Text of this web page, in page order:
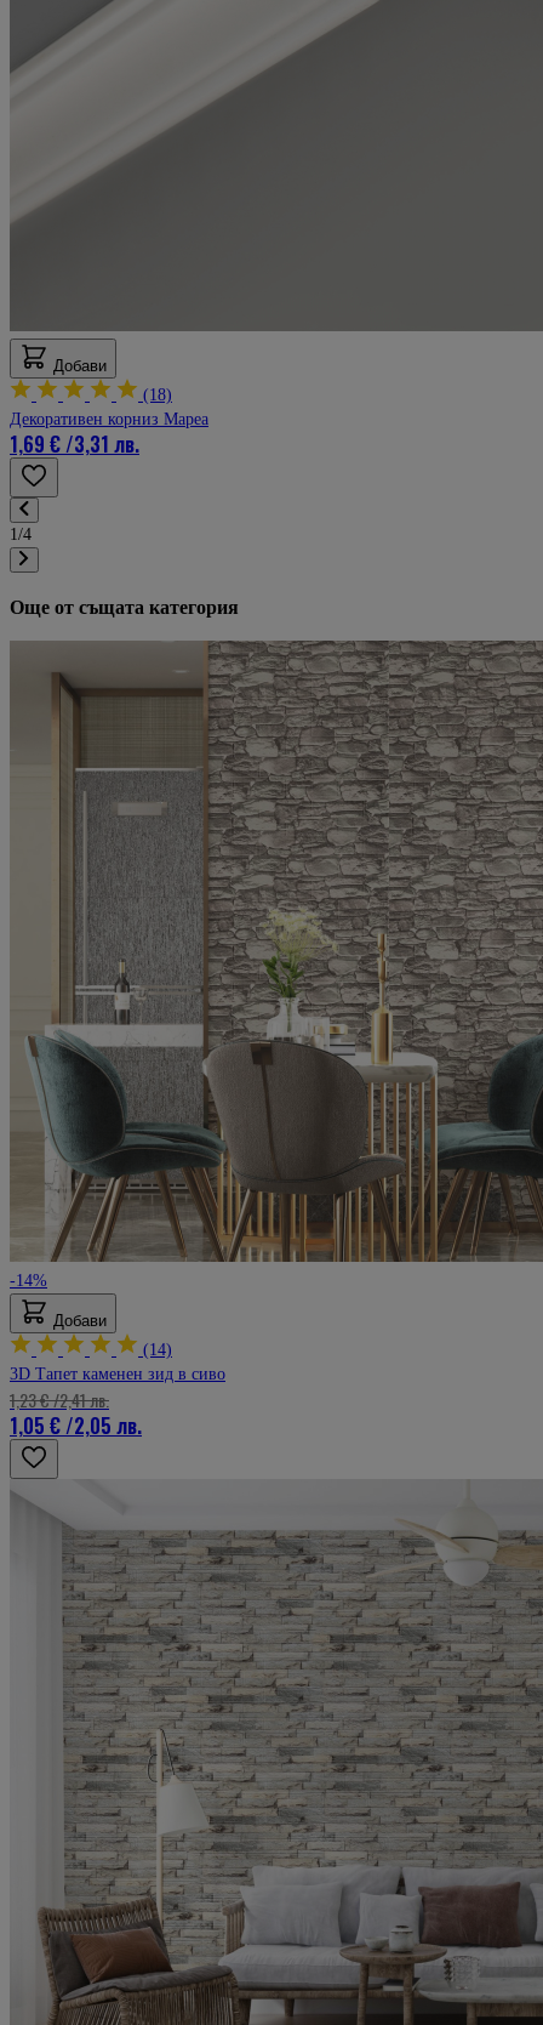
Добави
(18)
Декоративен корниз Мареа
1,69 €/3,31 лв.
1/4
Още от същата категория
-14%
Добави
(14)
3D Тапет каменен зид в сиво
1,05 €/2,05 лв.
1,23 €/2,41 лв.